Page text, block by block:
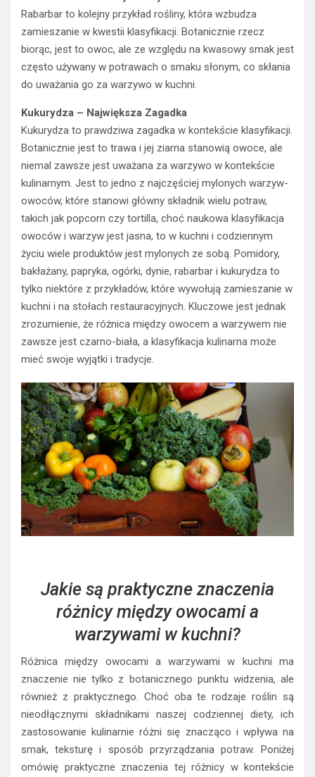
Rabarbar to kolejny przykład rośliny, która wzbudza
zamieszanie w kwestii klasyfikacji. Botanicznie rzecz
biorąc, jest to owoc, ale ze względu na kwasowy smak jest
często używany w potrawach o smaku słonym, co skłania
do uważania go za warzywo w kuchni.
Kukurydza – Największa Zagadka
Kukurydza to prawdziwa zagadka w kontekście klasyfikacji.
Botanicznie jest to trawa i jej ziarna stanowią owoce, ale
niemal zawsze jest uważana za warzywo w kontekście
kulinarnym. Jest to jedno z najczęściej mylonych warzyw-
owoców, które stanowi główny składnik wielu potraw,
takich jak popcorn czy tortilla, choć naukowa klasyfikacja
owoców i warzyw jest jasna, to w kuchni i codziennym
życiu wiele produktów jest mylonych ze sobą. Pomidory,
bakłażany, papryka, ogórki, dynie, rabarbar i kukurydza to
tylko niektóre z przykładów, które wywołują zamieszanie w
kuchni i na stołach restauracyjnych. Kluczowe jest jednak
zrozumienie, że różnica między owocem a warzywem nie
zawsze jest czarno-biała, a klasyfikacja kulinarna może
mieć swoje wyjątki i tradycje.
Jakie są praktyczne znaczenia
różnicy między owocami a
warzywami w kuchni?
Różnica między owocami a warzywami w kuchni ma
znaczenie nie tylko z botanicznego punktu widzenia, ale
również z praktycznego. Choć oba te rodzaje roślin są
nieodłącznymi składnikami naszej codziennej diety, ich
zastosowanie kulinarnie różni się znacząco i wpływa na
smak, teksturę i sposób przyrządzania potraw. Poniżej
omówię praktyczne znaczenia tej różnicy w kontekście